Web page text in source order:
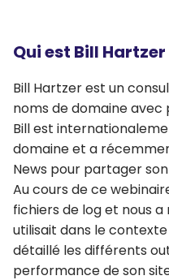
Qui est Bill Hartzer
Bill Hartzer est un
noms de domaine avec
Bill est
domaine et a
News pour partager
Au cours de ce
fichiers de log et nous
utilisait dans le contexte
détaillé les différents
performance de son